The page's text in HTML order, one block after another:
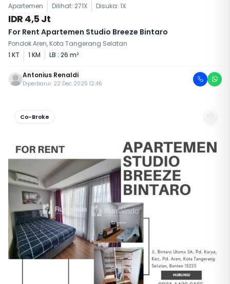
Apartemen Dilihat: 271X Disuka: 1X
IDR 4,5 Jt
For Rent Apartemen Studio Breeze Bintaro
Pondok Aren, Kota Tangerang Selatan
1 KT
1 KM LB : 26 m²
Antonius Renaldi
Diperbarui: 22 Dec 2025 12:46
Co-Broke